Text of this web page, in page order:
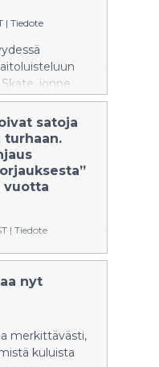
sama
parantua
aidosti
| Tiedote
jonne
Suomea.
sijaitseva yritys
ja yksilöllisen
satoja
turhaan.
vuotta
| Tiedote
että
ei saa
vasta nyt.
nyt
merkittävästi,
kuluista